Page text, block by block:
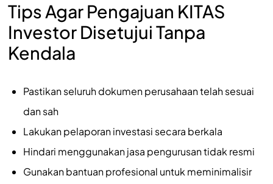
Tips Agar Pengajuan KITAS
Investor Disetujui Tanpa
Kendala
Pastikan seluruh dokumen perusahaan telah sesuai
dan sah
Lakukan pelaporan investasi secara berkala
Hindari menggunakan jasa pengurusan tidak resmi
Gunakan bantuan profesional untuk meminimalisir